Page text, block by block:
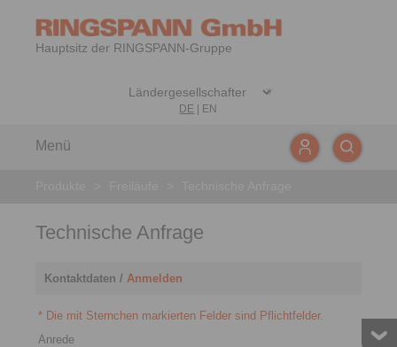
Hauptsitz der RINGSPANN-Gruppe
DE EN
Menü
Technische Anfrage
Kontaktdaten / Anmelden
* Die mit Sternchen markierten Felder sind Pflichtfelder.
Anrede